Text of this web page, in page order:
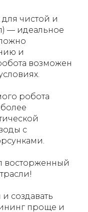
чистой и
— идеальное
и
возможен
робота
с
восторженный
создавать
проще и